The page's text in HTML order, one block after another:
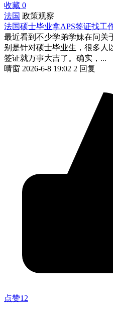
收藏 0
法国 政策观察
法国硕士毕业拿APS签证找工
最近看到不少学弟学妹在问关
别是针对硕士毕业生，很多人
签证就万事大吉了。确实，...
晴窗 2026-6-8 19:02 2 回复
点赞12